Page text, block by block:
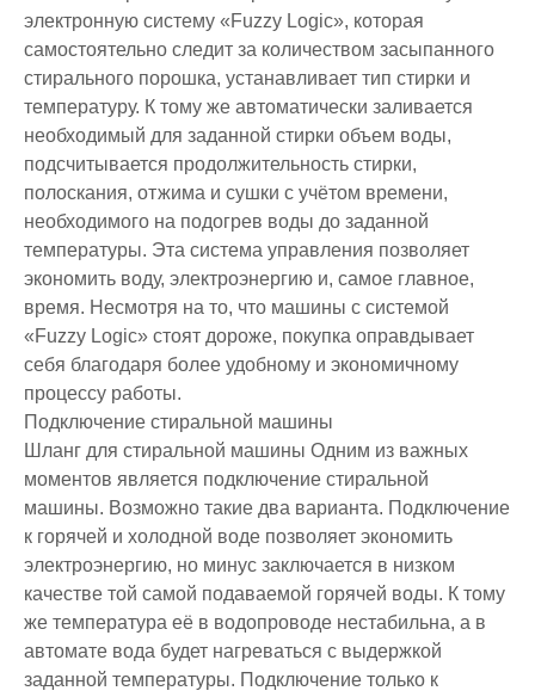
электронную систему «Fuzzy Logic», которая
самостоятельно следит за количеством засыпанного
стирального порошка, устанавливает тип стирки и
температуру. К тому же автоматически заливается
необходимый для заданной стирки объем воды,
подсчитывается продолжительность стирки,
полоскания, отжима и сушки с учётом времени,
необходимого на подогрев воды до заданной
температуры. Эта система управления позволяет
экономить воду, электроэнергию и, самое главное,
время. Несмотря на то, что машины с системой
«Fuzzy Logic» стоят дороже, покупка оправдывает
себя благодаря более удобному и экономичному
процессу работы.
Подключение стиральной машины
Шланг для стиральной машины Одним из важных
моментов является подключение стиральной
машины. Возможно такие два варианта. Подключение
к горячей и холодной воде позволяет экономить
электроэнергию, но минус заключается в низком
качестве той самой подаваемой горячей воды. К тому
же температура её в водопроводе нестабильна, а в
автомате вода будет нагреваться с выдержкой
заданной температуры. Подключение только к